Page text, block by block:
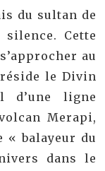
du sultan de
Cette
au
le Divin
d’une ligne
Merapi,
« balayeur du
dans le